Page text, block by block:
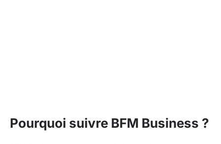
Pourquoi suivre BFM Business ?